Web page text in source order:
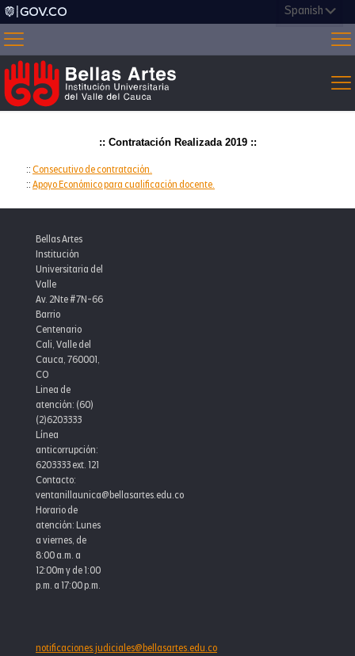
:: Contratación Realizada 2019 ::
::Consecutivo de contratación.
::Apoyo Económico para cualificación docente.
Bellas Artes
Institución
Universitaria del
Valle
Av. 2Nte #7N-66
Barrio
Centenario
Cali, Valle del
Cauca, 760001,
CO
Linea de
atención: (60)
(2)6203333
Línea
anticorrupción:
6203333 ext. 121
Contacto:
ventanillaunica@bellasartes.edu.co
Horario de
atención: Lunes
a viernes, de
8:00 a.m. a
12:00m y de 1:00
p.m. a 17:00 p.m.
notificaciones.judiciales@bellasartes.edu.co